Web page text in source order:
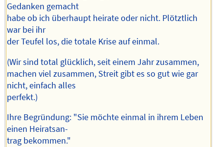
Gedanken gemacht
habe ob ich überhaupt heirate oder nicht. Plötztlich
war bei ihr
der Teufel los, die totale Krise auf einmal.
(Wir sind total glücklich, seit einem Jahr zusammen,
machen viel zusammen, Streit gibt es so gut wie gar
nicht, einfach alles
perfekt.)
Ihre Begründung: "Sie möchte einmal in ihrem Leben
einen Heiratsan-
trag bekommen."